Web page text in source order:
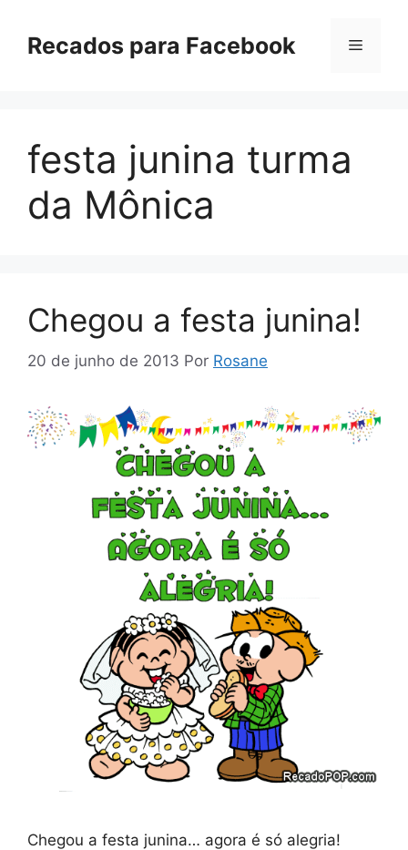
paraRecados para Facebook Menu
festa junina turma
da Mônica
Chegou a festa junina!
20 de junho de 2013 Por Rosane
Chegou a festa junina… agora é só alegria!